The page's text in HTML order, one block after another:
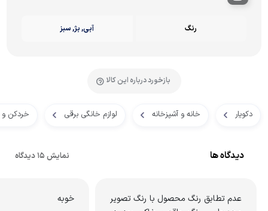
رنگ آبی, بژ, سبز
بازخورد درباره این کالا
دکویار خانه و آشپزخانه لوازم خانگی برقی خردکن و
دیدگاه ها نمایش 15 دیدگاه
عدم تطابق رنگ محصول با رنگ تصویر
خوبه